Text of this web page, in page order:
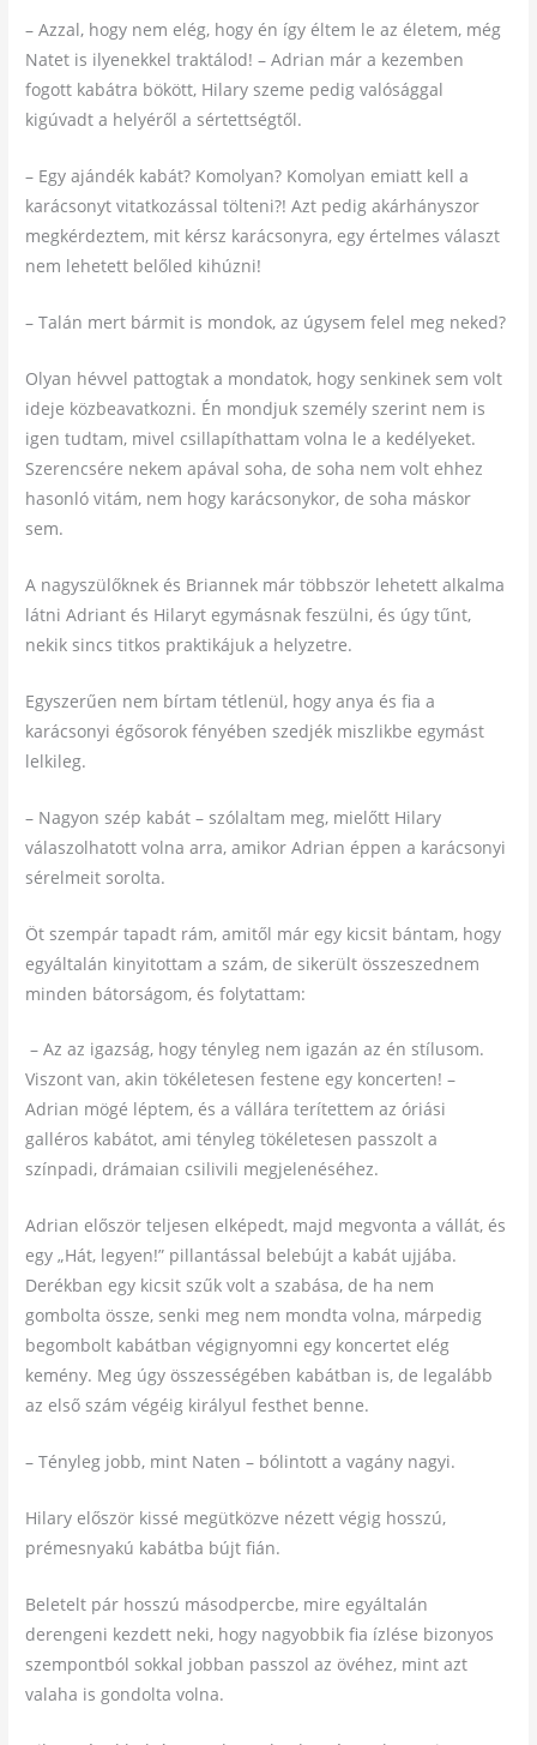
– Azzal, hogy nem elég, hogy én így éltem le az életem, még
Natet is ilyenekkel traktálod! – Adrian már a kezemben
fogott kabátra bökött, Hilary szeme pedig valósággal
kigúvadt a helyéről a sértettségtől.
– Egy ajándék kabát? Komolyan? Komolyan emiatt kell a
karácsonyt vitatkozással tölteni?! Azt pedig akárhányszor
megkérdeztem, mit kérsz karácsonyra, egy értelmes választ
nem lehetett belőled kihúzni!
– Talán mert bármit is mondok, az úgysem felel meg neked?
Olyan hévvel pattogtak a mondatok, hogy senkinek sem volt
ideje közbeavatkozni. Én mondjuk személy szerint nem is
igen tudtam, mivel csillapíthattam volna le a kedélyeket.
Szerencsére nekem apával soha, de soha nem volt ehhez
hasonló vitám, nem hogy karácsonykor, de soha máskor
sem.
A nagyszülőknek és Briannek már többször lehetett alkalma
látni Adriant és Hilaryt egymásnak feszülni, és úgy tűnt,
nekik sincs titkos praktikájuk a helyzetre.
Egyszerűen nem bírtam tétlenül, hogy anya és fia a
karácsonyi égősorok fényében szedjék miszlikbe egymást
lelkileg.
– Nagyon szép kabát – szólaltam meg, mielőtt Hilary
válaszolhatott volna arra, amikor Adrian éppen a karácsonyi
sérelmeit sorolta.
Öt szempár tapadt rám, amitől már egy kicsit bántam, hogy
egyáltalán kinyitottam a szám, de sikerült összeszednem
minden bátorságom, és folytattam:
– Az az igazság, hogy tényleg nem igazán az én stílusom.
Viszont van, akin tökéletesen festene egy koncerten! –
Adrian mögé léptem, és a vállára terítettem az óriási
galléros kabátot, ami tényleg tökéletesen passzolt a
színpadi, drámaian csilivili megjelenéséhez.
Adrian először teljesen elképedt, majd megvonta a vállát, és
egy „Hát, legyen!” pillantással belebújt a kabát ujjába.
Derékban egy kicsit szűk volt a szabása, de ha nem
gombolta össze, senki meg nem mondta volna, márpedig
begombolt kabátban végignyomni egy koncertet elég
kemény. Meg úgy összességében kabátban is, de legalább
az első szám végéig királyul festhet benne.
– Tényleg jobb, mint Naten – bólintott a vagány nagyi.
Hilary először kissé megütközve nézett végig hosszú,
prémesnyakú kabátba bújt fián.
Beletelt pár hosszú másodpercbe, mire egyáltalán
derengeni kezdett neki, hogy nagyobbik fia ízlése bizonyos
szempontból sokkal jobban passzol az övéhez, mint azt
valaha is gondolta volna.